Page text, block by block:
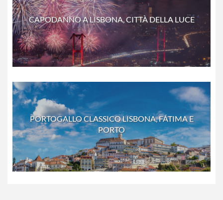
CAPODANNO A LISBONA, CITTÀ DELLA LUCE
PORTOGALLO CLASSICO LISBONA, FÁTIMA E
PORTO